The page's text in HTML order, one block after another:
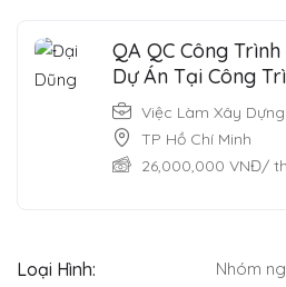
QA QC Công
Dự Án Tại Công
Việc Làm Xây Dựng
TP Hồ Chí Minh
26,000,000 VNĐ/
Loại Hình: Nhóm